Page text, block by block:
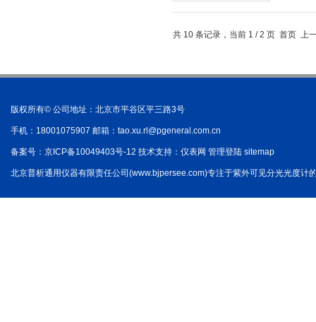
共 10 条记录，当前 1 / 2 页 首页 上
版权所有© 公司地址：北京市平谷区平三路3号
手机：18001075907 邮箱： tao.xu.rl@pgeneral.com.cn
备案号： 京ICP备10049403号-12 技术支持： 仪表网 管理登陆 sitemap
北京普析通用仪器有限责任公司(www.bjpersee.com)专注于紫外可见分光光度计